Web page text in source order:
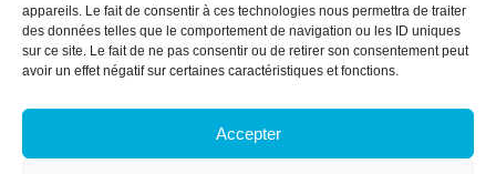
appareils. Le fait de consentir à ces technologies nous permettra de traiter
des données telles que le comportement de navigation ou les ID uniques
sur ce site. Le fait de ne pas consentir ou de retirer son consentement peut
avoir un effet négatif sur certaines caractéristiques et fonctions.
Accepter
Plan du site
Qui sommes-nous ?
Services & Formations